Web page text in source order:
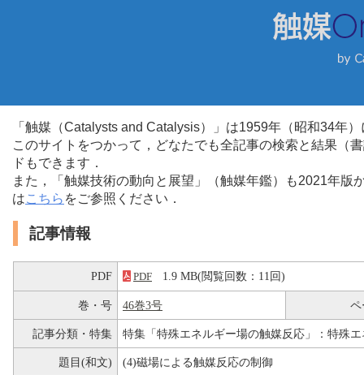
「触媒（Catalysts and Catalysis）」は1959年（昭和34年
このサイトをつかって，どなたでも全記事の検索と結果（
ドもできます．
また，「触媒技術の動向と展望」（触媒年鑑）も2021年
はこちら をご参照ください．
記事情報
PDF PDF 1.9 MB(閲覧回数：11回)
巻・号 46巻3号 ペ
記事分類・特集 特集「特殊エネルギー場の触媒反応」：特殊
題目(和文) (4)磁場による触媒反応の制御